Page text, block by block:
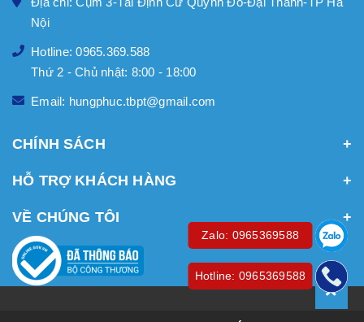
Nội
Hotline: 0965.369.588
Thứ 2 - Chủ nhật: 8:00 - 18:00
Email: hungphuc.tbpt@gmail.com
CHÍNH SÁCH
HỖ TRỢ KHÁCH HÀNG
VỀ CHÚNG TÔI
Zalo: 0965369588
Hotline: 0965369588